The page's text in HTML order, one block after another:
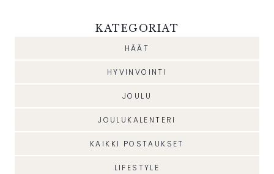
KATEGORIAT
HÄÄT
HYVINVOINTI
JOULU
JOULUKALENTERI
KAIKKI POSTAUKSET
LIFESTYLE